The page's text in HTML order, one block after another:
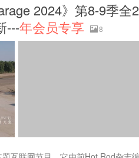
2024》第8-9季全
---年会员专享 8